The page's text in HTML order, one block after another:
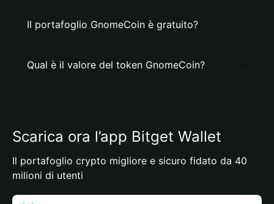
Il portafoglio GnomeCoin è gratuito?
Qual è il valore del token GnomeCoin?
Scarica ora l’app Bitget Wallet
Il portafoglio crypto migliore e sicuro fidato da 40
milioni di utenti